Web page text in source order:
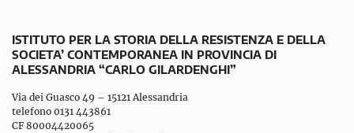
ISTITUTO PER LA STORIA DELLA RESISTENZA E DELLA
SOCIETA’ CONTEMPORANEA IN PROVINCIA DI
ALESSANDRIA “CARLO GILARDENGHI”
Via dei Guasco 49 – 15121 Alessandria
telefono 0131 443861
CF 80004420065